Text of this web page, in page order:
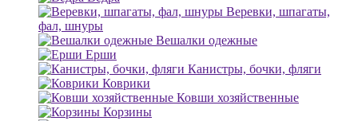
Веревки, шпагаты,
фал, шнуры
Вешалки одежные
Ерши
Канистры, бочки, фляги
Коврики
Ковши хозяйственные
Корзины